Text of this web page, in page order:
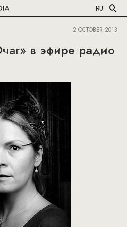
RU
2 OCTOBER 2013
в эфире радио